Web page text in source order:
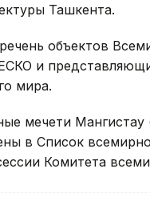
Ташкента.
объектов
и
мира.
мечети
в Список
Комитета